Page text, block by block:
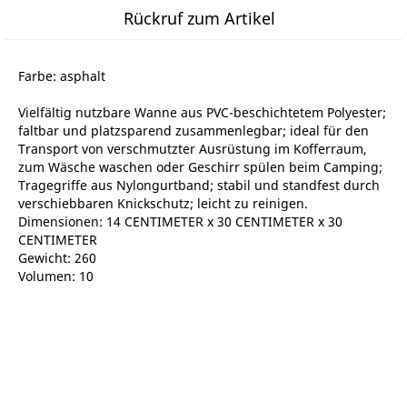
Rückruf zum Artikel
Farbe: asphalt
Vielfältig nutzbare Wanne aus PVC-beschichtetem Polyester;
faltbar und platzsparend zusammenlegbar; ideal für den
Transport von verschmutzter Ausrüstung im Kofferraum,
zum Wäsche waschen oder Geschirr spülen beim Camping;
Tragegriffe aus Nylongurtband; stabil und standfest durch
verschiebbaren Knickschutz; leicht zu reinigen.
Dimensionen: 14 CENTIMETER x 30 CENTIMETER x 30
CENTIMETER
Gewicht: 260
Volumen: 10